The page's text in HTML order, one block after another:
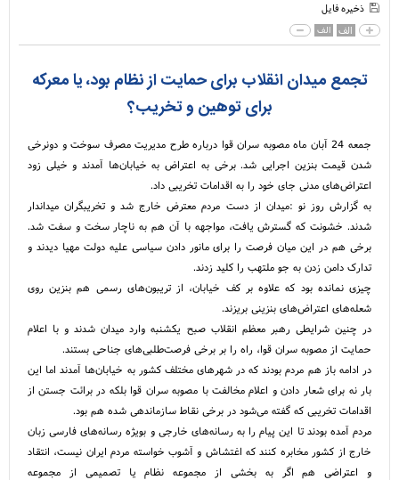
ذخیره فایل
الف الف
تجمع میدان انقلاب برای حمایت از نظام بود، یا معرکه
برای توهین و تخریب؟
جمعه 24 آبان ماه مصوبه سران قوا درباره طرح مدیریت مصرف سوخت و دونرخی
شدن قیمت بنزین اجرایی شد. برخی به اعتراض به خیابان‌ها آمدند و خیلی زود
اعتراض‌های مدنی جای خود را به اقدامات تخریبی داد.
به گزارش روز نو :میدان از دست مردم معترض خارج شد و تخریبگران میداندار
شدند. خشونت که گسترش یافت، مواجهه با آن هم به ناچار سخت و سفت شد.
برخی هم در این میان فرصت را برای مانور دادن سیاسی علیه دولت مهیا دیدند و
تدارک دامن زدن به جو ملتهب را کلید زدند.
چیزی نمانده بود که علاوه بر کف خیابان، از تریبون‌های رسمی هم بنزین روی
شعله‌های اعتراض‌های بنزینی بریزند.
در چنین شرایطی رهبر معظم انقلاب صبح یکشنبه وارد میدان شدند و با اعلام
حمایت از مصوبه سران قوا، راه را بر برخی فرصت‌طلبی‌های جناحی بستند.
در ادامه باز هم مردم بودند که در شهرهای مختلف کشور به خیابان‌ها آمدند اما این
بار نه برای شعار دادن و اعلام مخالفت با مصوبه سران قوا بلکه در برائت جستن از
اقدامات تخریبی که گفته می‌شود در برخی نقاط سازماندهی شده هم بود.
مردم آمده بودند تا این پیام را به رسانه‌های خارجی و بویژه رسانه‌های فارسی زبان
خارج از کشور مخابره کنند که اغتشاش و آشوب خواسته مردم ایران نیست، انتقاد
و اعتراضی هم اگر به بخشی از مجموعه نظام یا تصمیمی از مجموعه